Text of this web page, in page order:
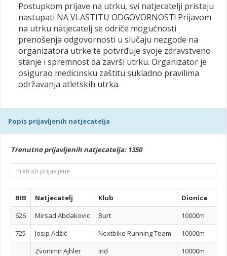
Postupkom prijave na utrku, svi natjecatelji pristaju
nastupati NA VLASTITU ODGOVORNOST! Prijavom
na utrku natjecatelj se odriče mogućnosti
prenošenja odgovornosti u slučaju nezgode na
organizatora utrke te potvrđuje svoje zdravstveno
stanje i spremnost da završi utrku. Organizator je
osigurao medicinsku zaštitu sukladno pravilima
održavanja atletskih utrka.
Popis prijavljenih natjecatelja
Trenutno prijavljenih natjecatelja: 1350
BIB Natjecatelj Klub
Dionica
626
Mirsad Abdakovic Burt
10000m
725
Josip Adžić Nextbike Running Team
10000m
Zvonimir Ajhler
Ind
10000m